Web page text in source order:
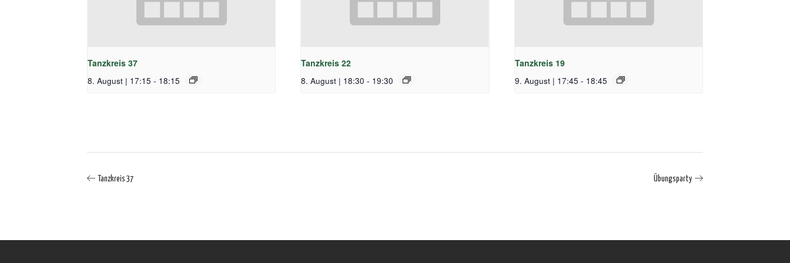
Tanzkreis 37
8. August | 17:15 - 18:15
Tanzkreis 22
8. August | 18:30 - 19:30
Tanzkreis 19
9. August | 17:45 - 18:45
Tanzkreis 37 Übungsparty